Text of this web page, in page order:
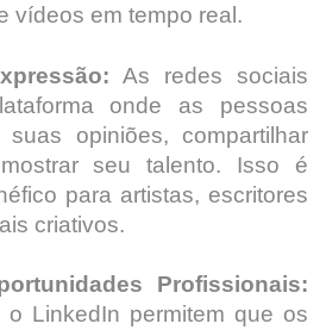
vídeos em tempo real.
As redes sociais
onde as pessoas
suas opiniões, compartilhar
seu talento. Isso é
para artistas, escritores
criativos.
Profissionais:
o LinkedIn permitem que os